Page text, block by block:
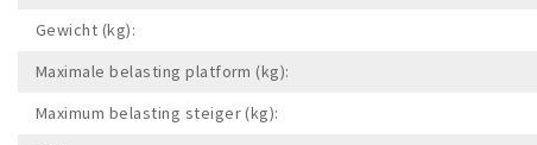
Gewicht (kg):
Maximale belasting platform (kg):
Maximum belasting steiger (kg):